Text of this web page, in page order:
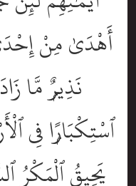
أَهْدَىٰ مِنْ
نَذِيرٌۭ مَّا
ٱسْتِكْبَارًۭا فِى
يَحِيقُ ٱلْمَكْرُ